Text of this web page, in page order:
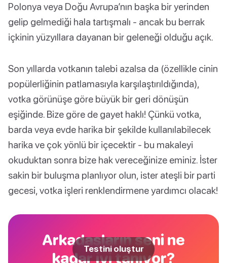
Polonya veya Doğu Avrupa’nın başka bir yerinden
gelip gelmediği hala tartışmalı - ancak bu berrak
içkinin yüzyıllara dayanan bir geleneği olduğu açık.
Son yıllarda votkanın talebi azalsa da (özellikle cinin
popülerliğinin patlamasıyla karşılaştırıldığında),
votka görünüşe göre büyük bir geri dönüşün
eşiğinde. Bize göre de gayet haklı! Çünkü votka,
barda veya evde harika bir şekilde kullanılabilecek
harika ve çok yönlü bir içecektir - bu makaleyi
okuduktan sonra bize hak vereceğinize eminiz. İster
sakin bir buluşma planlıyor olun, ister ateşli bir parti
gecesi, votka işleri renklendirmene yardımcı olacak!
Arkadaşların seni ne
kadar iyi tanıyor?
Testini oluştur